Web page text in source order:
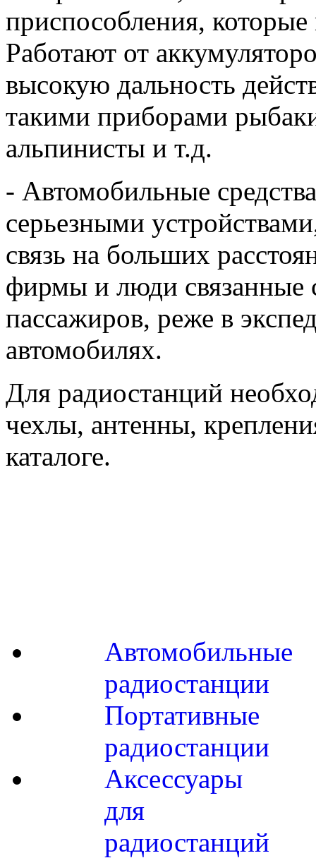
приспособления,
Работают от
высокую дальность
такими приборами
альпинисты и т.д.
- Автомобильные
серьезными
связь на больших
фирмы и люди связанные
пассажиров, реже в
автомобилях.
Для радиостанций
чехлы, антенны,
каталоге.
Автомобильные
радиостанции
Портативные
радиостанции
Аксессуары
для
радиостанций